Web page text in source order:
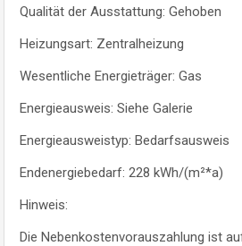
Qualität der Ausstattung: Gehoben
Heizungsart: Zentralheizung
Wesentliche Energieträger: Gas
Energieausweis: Siehe Galerie
Energieausweistyp: Bedarfsausweis
Endenergiebedarf: 228 kWh/(m²*a)
Hinweis:
Die Nebenkostenvorauszahlung ist